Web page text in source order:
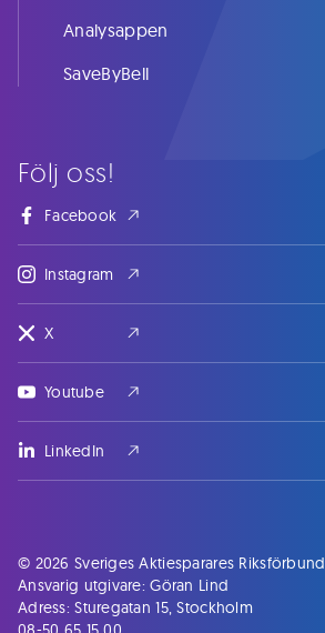
Följ oss!
Facebook
Instagram
X
Youtube
LinkedIn
Analysappen
SaveByBell
© 2026 Sveriges Aktiesparares Riksförbund
Ansvarig utgivare: Göran Lind
Adress: Sturegatan 15, Stockholm